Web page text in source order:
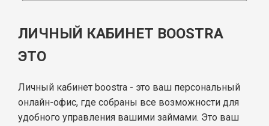
ЛИЧНЫЙ КАБИНЕТ BOOSTRA
ЭТО
Личный кабинет boostra - это ваш персональный
онлайн-офис, где собраны все возможности для
удобного управления вашими займами. Это ваш